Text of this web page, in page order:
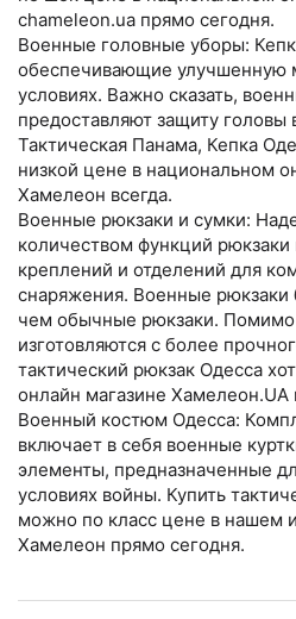
chameleon.ua прямо сегодня.
Военные головные уборы:
обеспечивающие улучшенную
условиях. Важно сказать,
предоставляют защиту головы
Тактическая Панама, Кепка
низкой цене в национальном
Хамелеон всегда.
Военные рюкзаки и сумки:
количеством функций
креплений и отделений для
снаряжения. Военные рюкзаки
чем обычные рюкзаки. Помимо
изготовляются с более
тактический рюкзак Одесса
онлайн магазине
Военный костюм Одесса:
включает в себя военные
элементы, предназначенные
условиях войны. Купить
можно по класс цене в нашем
Хамелеон прямо сегодня.